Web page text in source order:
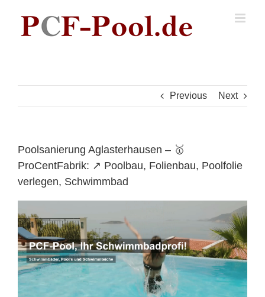
content
Previous Next
Poolsanierung Aglasterhausen – 🥇
ProCentFabrik: ↗️ Poolbau, Folienbau, Poolfolie
verlegen, Schwimmbad